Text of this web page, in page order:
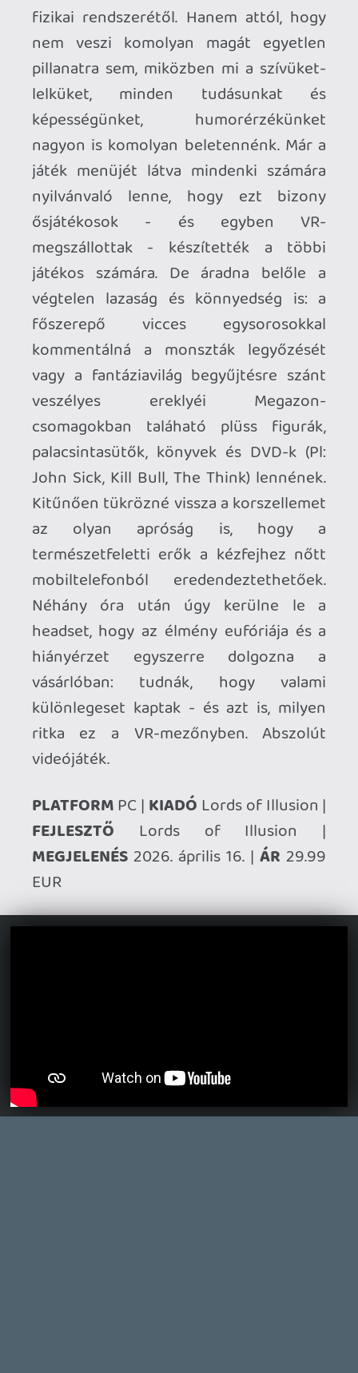
Ahhoz, hogy te is hozzászólj, be kell
jelentkezned!
p34c3 2026.04.30 14:11:55 #20zky
De csakis a technológia iránti kíváncsiság
által vezérelve! 🙂
Köszi az ajánlót! Remélem megtalálja a
játékot pár VR felhasználó/rajongó,
nagyon megérdemlik az alkotók!
mcmacko 2026.04.29 19:27:24
mcmacko 2026.04.29 19:27:24 #20zjg
A haptikus feedback!!!
Köszönjük a tesztet, ki is ajánlóztam. 😉
p34c3 2026.04.24 13:28:27
p34c3 2026.04.24 13:28:27 #20z8v
Nincs benne a főhős csaja. A cím
egyszerűen csak jól hangzik, találó a
sztorihoz, és zseniálisan megalkották
belőle a játék VR headsetet szimbolizáló
logóját is, amit amúgy mindenhol látni
lehet a játékban. Lyx esetében arra (is)
gondoltam, hogy abszolút az a fajta eye
candy, ami nem csak a szemeinknek
kínálkozik. Állítólag meg lehet tapogatni a
kebleit is, elég élethűen mozognak ám. 😃
De egy idő után mérges lesz tőle...szóval